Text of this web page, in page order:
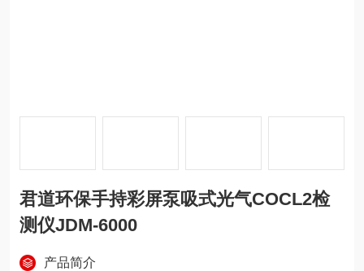
君道环保手持彩屏泵吸式光气COCL2检
测仪JDM-6000
产品简介